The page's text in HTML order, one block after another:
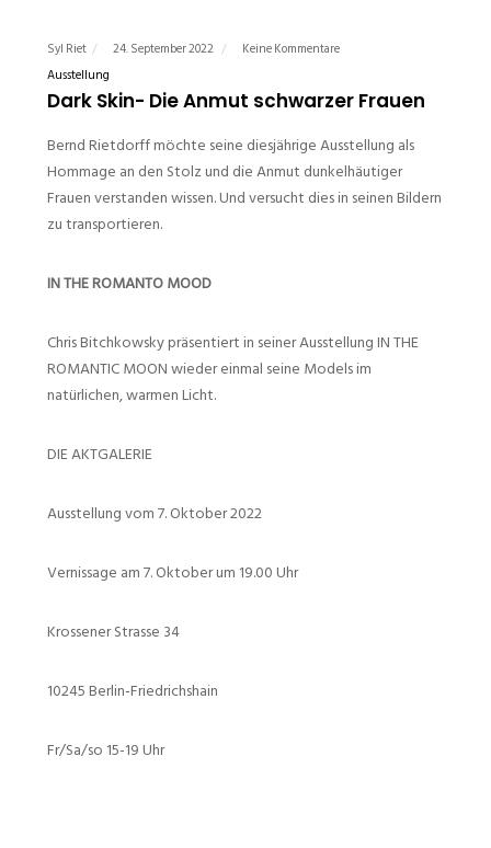
Syl Riet 24. September 2022
Keine Kommentare
Ausstellung
Dark Skin- Die Anmut schwarzer Frauen
Bernd Rietdorff möchte seine diesjährige Ausstellung als
Hommage an den Stolz und die Anmut dunkelhäutiger
Frauen verstanden wissen. Und versucht dies in seinen Bildern
zu transportieren.
IN THE ROMANTO MOOD
Chris Bitchkowsky präsentiert in seiner Ausstellung IN THE
ROMANTIC MOON wieder einmal seine Models im
natürlichen, warmen Licht.
DIE AKTGALERIE
Ausstellung vom 7. Oktober 2022
Vernissage am 7. Oktober um 19.00 Uhr
Krossener Strasse 34
10245 Berlin-Friedrichshain
Fr/Sa/so 15-19 Uhr